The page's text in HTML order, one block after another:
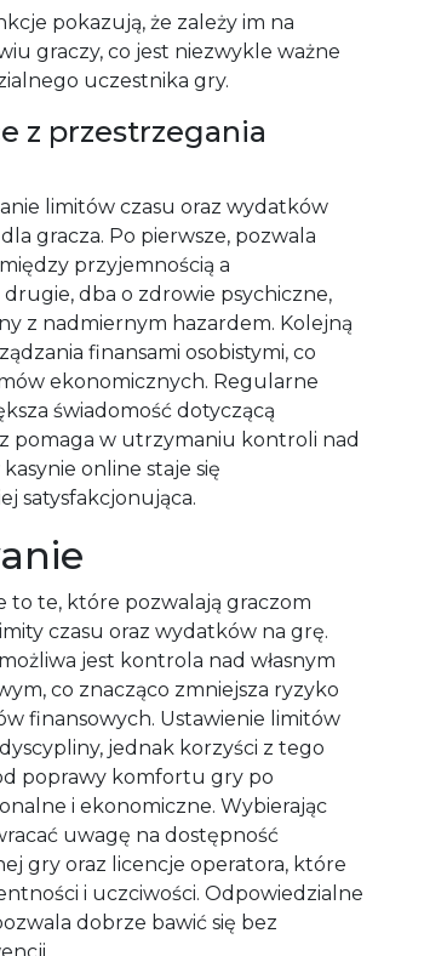
pokazują, że zależy im na
graczy, co jest niezwykle ważne
uczestnika gry.
z przestrzegania
limitów czasu oraz wydatków
gracza. Po pierwsze, pozwala
przyjemnością a
dba o zdrowie psychiczne,
z nadmiernym hazardem. Kolejną
finansami osobistymi, co
ekonomicznych. Regularne
świadomość dotyczącą
pomaga w utrzymaniu kontroli nad
online staje się
satysfakcjonująca.
to te, które pozwalają graczom
czasu oraz wydatków na grę.
jest kontrola nad własnym
co znacząco zmniejsza ryzyko
finansowych. Ustawienie limitów
jednak korzyści z tego
poprawy komfortu gry po
i ekonomiczne. Wybierając
uwagę na dostępność
gry oraz licencje operatora, które
i uczciwości. Odpowiedzialne
dobrze bawić się bez